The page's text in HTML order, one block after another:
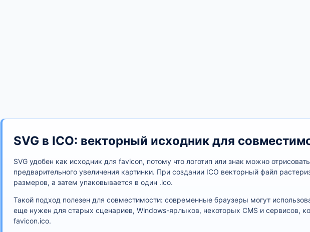
SVG в ICO: векторный исходник для
SVG удобен как исходник для favicon, потому что логотип или знак можно
предварительного увеличения картинки. При создании ICO векторный файл
размеров, а затем упаковывается в один .ico.
Такой подход полезен для совместимости: современные браузеры могут
еще нужен для старых сценариев, Windows-ярлыков, некоторых CMS и сервисов,
favicon.ico.